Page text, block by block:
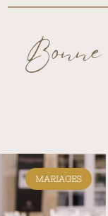
MARIAGES